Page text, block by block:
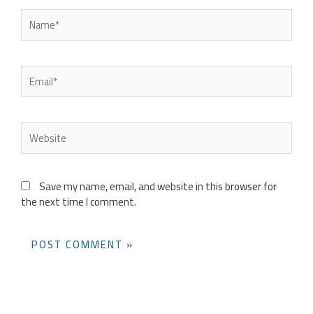
Name*
Email*
Website
Save my name, email, and website in this browser for
the next time I comment.